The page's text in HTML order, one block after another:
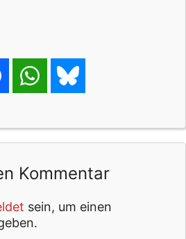
Kommentar
sein, um einen